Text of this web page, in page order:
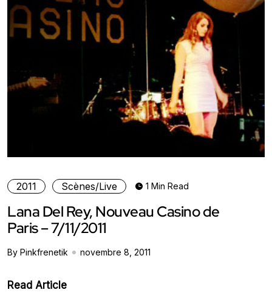
2011 Scènes/Live 1 Min Read
Lana Del Rey, Nouveau Casino de
Paris – 7/11/2011
By Pinkfrenetik novembre 8, 2011
Read Article